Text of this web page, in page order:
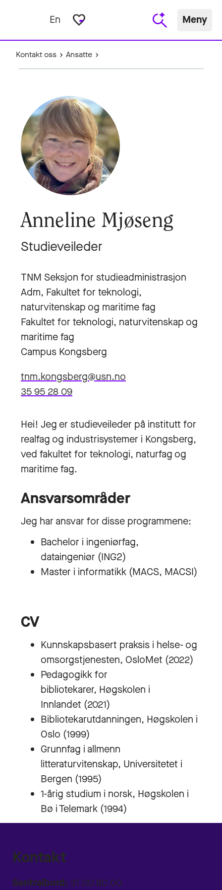
En favorite_border Meny
Kontakt oss Ansatte
Anneline Mjøseng
Studieveileder
TNM Seksjon for studieadministrasjon
Adm, Fakultet for teknologi,
naturvitenskap og maritime fag
Fakultet for teknologi, naturvitenskap og
maritime fag
Campus Kongsberg
tnm.kongsberg@usn.no
35 95 28 09
Hei! Jeg er studieveileder på institutt for
realfag og industrisystemer i Kongsberg,
ved fakultet for teknologi, naturfag og
maritime fag.
Ansvarsområder
Jeg har ansvar for disse programmene:
Bachelor i ingeniørfag,
dataingeniør (ING2)
Master i informatikk (MACS, MACSI)
CV
Kunnskapsbasert praksis i helse- og
omsorgstjenesten, OsloMet (2022)
Pedagogikk for
bibliotekarer, Høgskolen i
Innlandet (2021)
Bibliotekarutdanningen, Høgskolen i
Oslo (1999)
Grunnfag i allmenn
litteraturvitenskap, Universitetet i
Bergen (1995)
1-årig studium i norsk, Høgskolen i
Bø i Telemark (1994)
Kontakt
Sentralbord: 31 00 80 00